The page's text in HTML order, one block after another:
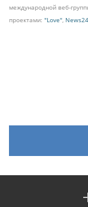
международной веб-
проектами: "Love", News24